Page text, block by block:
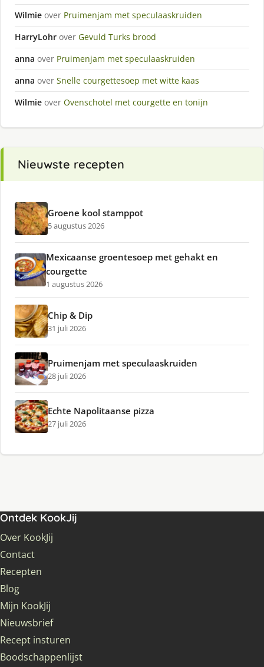
Wilmie over Pruimenjam met speculaaskruiden
HarryLohr over Gevuld Turks brood
anna over Pruimenjam met speculaaskruiden
anna over Snelle courgettesoep met witte kaas
Wilmie over Ovenschotel met courgette en tonijn
Nieuwste recepten
Groene kool stamppot
5 augustus 2026
Mexicaanse groentesoep met gehakt en
courgette
1 augustus 2026
Chip & Dip
31 juli 2026
Pruimenjam met speculaaskruiden
28 juli 2026
Echte Napolitaanse pizza
27 juli 2026
Ontdek KookJij
Over KookJij
Contact
Recepten
Blog
Mijn KookJij
Nieuwsbrief
Recept insturen
Boodschappenlijst